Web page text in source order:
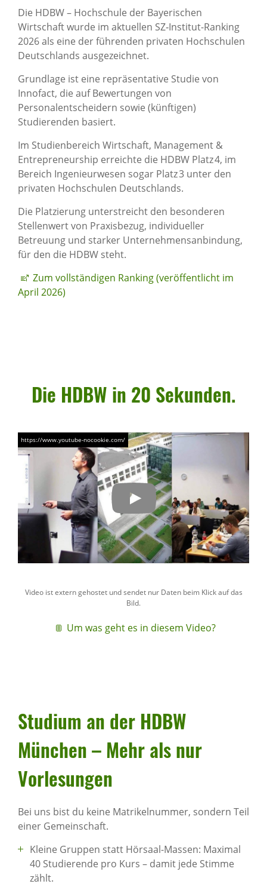
Die HDBW – Hochschule der Bayerischen
Wirtschaft wurde im aktuellen SZ‑Institut-Ranking
2026 als eine der führenden privaten Hochschulen
Deutschlands ausgezeichnet.
Grundlage ist eine repräsentative Studie von
Innofact, die auf Bewertungen von
Personalentscheidern sowie (künftigen)
Studierenden basiert.
Im Studienbereich Wirtschaft, Management &
Entrepreneurship erreichte die HDBW Platz 4, im
Bereich Ingenieurwesen sogar Platz 3 unter den
privaten Hochschulen Deutschlands.
Die Platzierung unterstreicht den besonderen
Stellenwert von Praxisbezug, individueller
Betreuung und starker Unternehmensanbindung,
für den die HDBW steht.
Zum vollständigen Ranking (veröffentlicht im
April 2026)
Die HDBW in 20 Sekunden.
Video ist extern gehostet und sendet nur Daten beim Klick auf das
Bild.
Um was geht es in diesem Video?
Studium an der HDBW
München – Mehr als nur
Vorle­sungen
Bei uns bist du keine Matrikelnummer, sondern Teil
einer Gemeinschaft.
Kleine Gruppen statt Hörsaal-Massen: Maximal
40 Studierende pro Kurs – damit jede Stimme
zählt.